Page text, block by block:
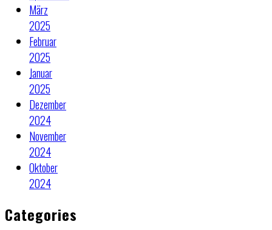
März
2025
Februar
2025
Januar
2025
Dezember
2024
November
2024
Oktober
2024
Categories